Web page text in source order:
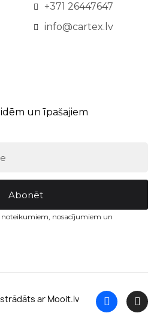
+371 26447647
info@cartex.lv
un īpašajiem
Abonēt
nosacījumiem un
ar Mooit.lv